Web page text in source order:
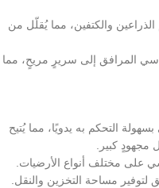
والكتفين، مما يُقلّل من
المرافق إلى سريرٍ مريحٍ، مما
التحكم به يدويًا، مما يُتيح
مجهودٍ كبير.
على مختلف أنواع الأرضيات.
مساحة التخزين والنقل.